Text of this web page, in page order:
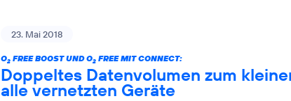
23. Mai 2018
O2 FREE BOOST UND O2 FREE MIT CONNECT:
Doppeltes Datenvolumen zum
alle vernetzten Geräte